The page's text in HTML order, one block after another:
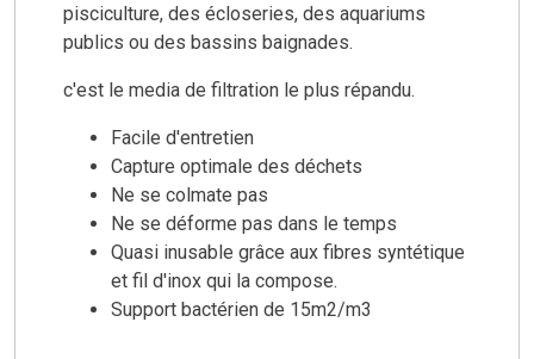
pisciculture, des écloseries, des aquariums
publics ou des bassins baignades.
c'est le media de filtration le plus répandu.
Facile d'entretien
Capture optimale des déchets
Ne se colmate pas
Ne se déforme pas dans le temps
Quasi inusable grâce aux fibres syntétique
et fil d'inox qui la compose.
Support bactérien de 15m2/m3